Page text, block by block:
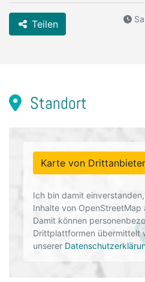
Teilen
Standort
Karte von
Ich bin damit
Inhalte von
Damit können
Drittplattformen übermittelt
unserer